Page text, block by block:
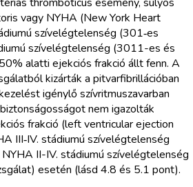
vagy NYHA (New York Heart
szívelégtelenség (301‑es
szívelégtelenség (3011-es és
alatti ejekciós frakció állt fenn. A
kizárták a pitvarfibrillációban
igénylő szívritmuszavarban
nem igazolták
frakció (left ventricular ejection
III‑IV. stádiumú szívelégtelenség
II-IV. stádiumú szívelégtelenség
esetén (lásd 4.8 és 5.1 pont).